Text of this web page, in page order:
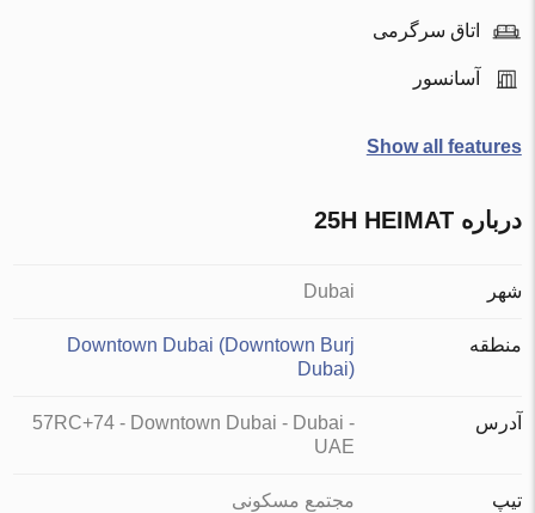
اتاق سرگرمی
آسانسور
Show all features
درباره 25H HEIMAT
شهر Dubai
منطقه
Downtown Dubai (Downtown Burj
Dubai)
آدرس
57RC+74 - Downtown Dubai - Dubai -
UAE
تیپ مجتمع مسکونی